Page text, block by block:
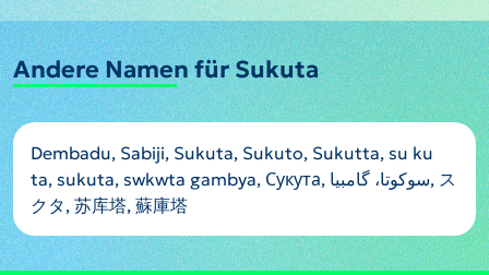
Andere Namen für Sukuta
Dembadu, Sabiji, Sukuta, Sukuto, Sukutta, su ku
ta, sukuta, swkwta gambya, Сукута, سوکوتا، گامبیا, ス
クタ, 苏库塔, 蘇庫塔